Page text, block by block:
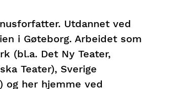
Utdannet ved
i Gøteborg. Arbeidet som
(bl.a. Det Ny Teater,
Teater), Sverige
og her hjemme ved